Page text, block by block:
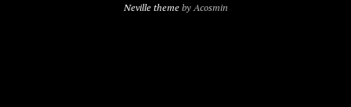
Neville themeby Acosmin